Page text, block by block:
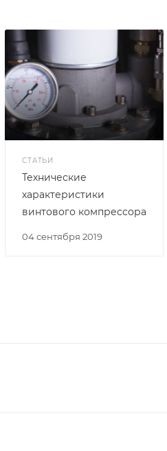
СТАТЬИ
04 сентября 2019
Технические
характеристики
винтового компрессора